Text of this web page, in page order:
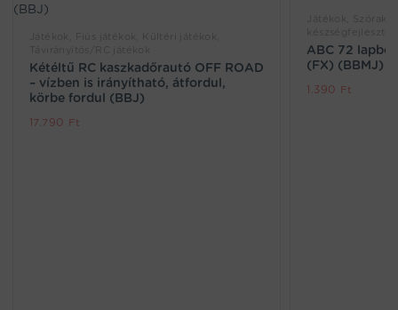
Kétéltű RC kaszkadőrautó OFF ROAD
– vízben is irányítható, átfordul,
körbe fordul (BBJ)
17.790 Ft
ABC 72
(FX) (BBMJ)
1.390 Ft